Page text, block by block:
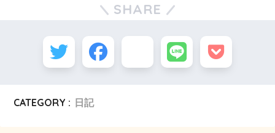
SHARE
CATEGORY : 日記